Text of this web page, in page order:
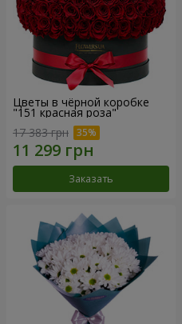
Цветы в чёрной коробке
"151 красная роза"
17 383 грн
Заказать